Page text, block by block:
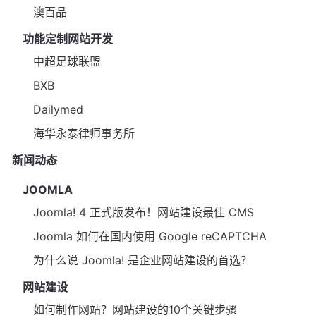
澳百品
功能定制网站开发
中超足球联盟
BXB
Dailymed
海华永泰律师事务所
新闻动态
JOOMLA
Joomla! 4 正式版发布！网站建设最佳 CMS
Joomla 如何在国内使用 Google reCAPTCHA
为什么说 Joomla! 是企业网站建设的首选？
网站建设
如何制作网站？网站建设的10个关键步骤